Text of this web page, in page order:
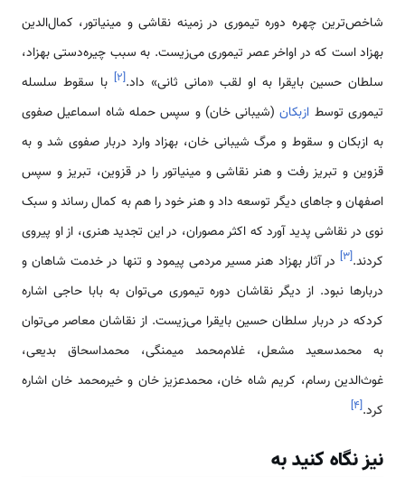
شاخص‌ترین چهره دوره تیموری در زمینه نقاشی و مینیاتور، کمال‌الدین
بهزاد است که در اواخر عصر تیموری می‌زیست. به سبب چیره‌دستی بهزاد،
سلطان حسین بایقرا به او لقب «مانی ثانی» داد.[۲] با سقوط سلسله
تیموری توسط ازبکان(شیبانی خان) و سپس حمله شاه اسماعیل صفوی
به ازبکان و سقوط و مرگ شیبانی خان، بهزاد وارد دربار صفوی شد و به
قزوین و تبریز رفت و هنر نقاشی و مینیاتور را در قزوین، تبریز و سپس
اصفهان و جاهای دیگر توسعه داد و هنر خود را هم به کمال رساند و سبک
نوی در نقاشی پدید آورد که اکثر مصوران، در این تجدید هنری، از او پیروی
کردند.[۳] در آثار بهزاد هنر مسیر مردمی پیمود و تنها در خدمت شاهان و
دربارها نبود. از دیگر نقاشان دوره تیموری می‌توان به بابا حاجی اشاره
کردکه در دربار سلطان حسین بایقرا می‌زیست. از نقاشان معاصر می‌توان
به محمدسعید مشعل، غلام‌محمد میمنگی، محمداسحاق بدیعی،
غوث‌الدین رسام، کریم شاه خان، محمدعزیز خان و خیرمحمد خان اشاره
کرد.[۴]
نیز نگاه کنید به